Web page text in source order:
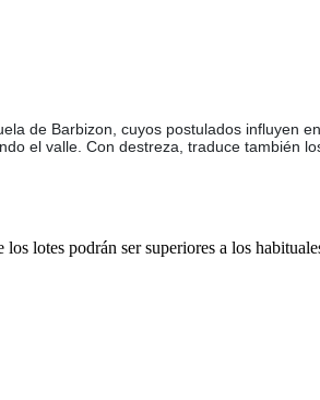
de Barbizon, cuyos postulados influyen
el valle. Con destreza, traduce también
lotes podrán ser superiores a los